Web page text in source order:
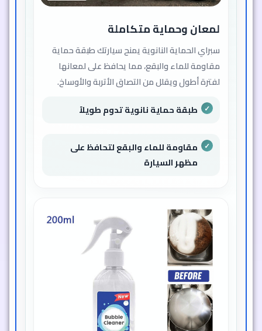
لمعان وحماية متكاملة
سبراي الحماية النانوية يمنح سيارتك طبقة حماية
مقاومة للماء والبقع، مما يحافظ على لمعانها
لفترة أطول ويقلل من التصاق الأتربة والأوساخ.
طبقة حماية نانوية تدوم طويلاً
مقاومة للماء والبقع لتحافظ على
مظهر السيارة